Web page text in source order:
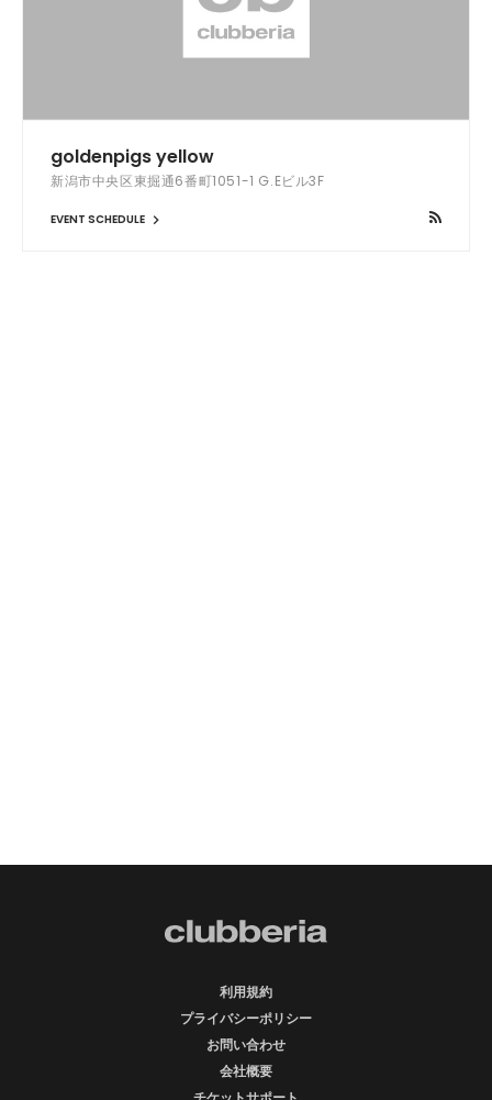
goldenpigs yellow
新潟市中央区東掘通6番町1051-1 G.Eビル3F
EVENT SCHEDULE
利用規約
プライバシーポリシー
お問い合わせ
会社概要